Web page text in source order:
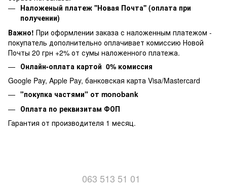
Наложеный платеж ''Новая Почта'' (оплата при
получении)
Важно! При оформлении заказа с наложенным платежом -
покупатель дополнительно оплачивает комиссию Новой
Почты 20 грн +2% от сумы наложенного платежа.
Онлайн-оплата картой 0% комиссия
Google Pay, Apple Pay, банковская карта Visa/Mastercard
"покупка частями" от monobank
Оплата по реквизитам ФОП
Гарантия от производителя 1 месяц.
063 513 51 01